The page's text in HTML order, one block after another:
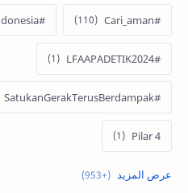
#Cari_aman
#KitaSATUIndonesia
#LFAAPADETIK2024
#SatukanGerakTerusBerdampak
4 Pilar
60 Tahun